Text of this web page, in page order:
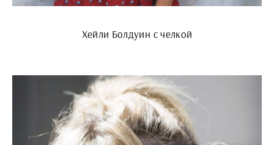
Хейли Болдуин с челкой